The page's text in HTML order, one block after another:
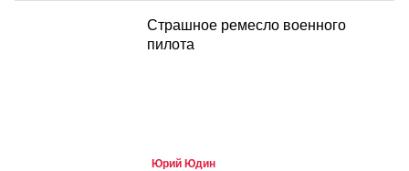
Страшное ремесло военного
пилота
Юрий Юдин